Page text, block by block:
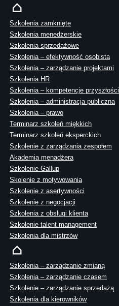
Szkolenia zamknięte
Szkolenia menedżerskie
Szkolenia sprzedażowe
Szkolenia – efektywność osobista
Szkolenia – zarządzanie projektami
Szkolenia HR
Szkolenia – kompetencje przyszłości
Szkolenia – administracja publiczna
Szkolenia – prawo
Terminarz szkoleń miękkich
Terminarz szkoleń eksperckich
Szkolenie z zarządzania zespołem
Akademia menadżera
Szkolenie Gallup
Skolenie z motywowania
Szkolenie z asertywności
Szkolenie z negocjacji
Szkolenia z obsługi klienta
Szkolenie talent management
Szkolenia dla mistrzów
Szkolenia – zarządzanie zmianą
Szkolenia – zarządzanie czasem
Szkolenie – zarządzanie sprzedażą
Szkolenia dla kierowników